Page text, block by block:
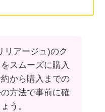
リアージュ)のク
スムーズに購入
から購入までの
方法で事前に確
う。